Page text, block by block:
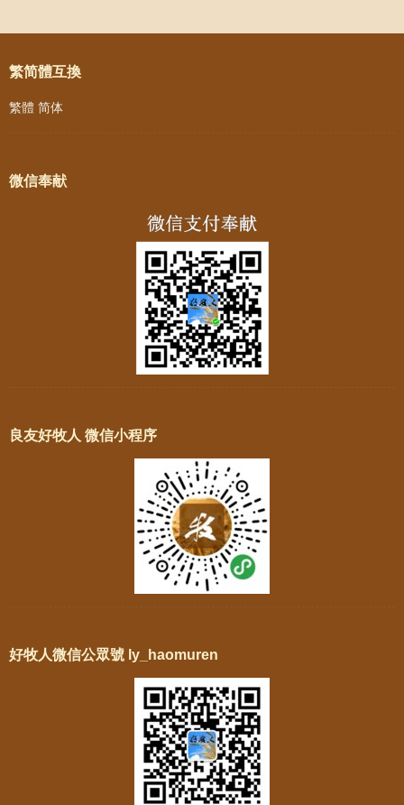
Post navigation
繁简體互換
繁體 简体
微信奉献
良友好牧人 微信小程序
好牧人微信公眾號 ly_haomuren